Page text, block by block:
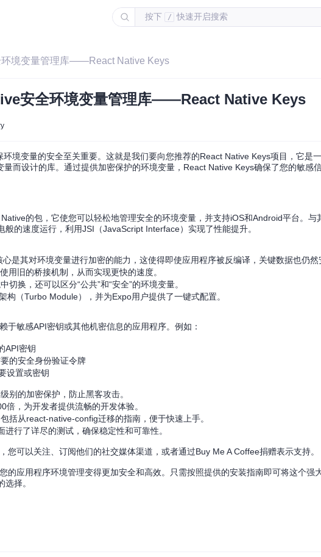
按下 / 快速开启搜索
环境变量管理库——React Native Keys
安全环境变量管理库——React Native Keys
境变量的安全至关重要。这就是我们要向您推荐的React Native Keys项目，它是
量而设计的库。通过提供加密保护的环境变量，React Native Keys确保了您的敏感
的包，它使您可以轻松地管理安全的环境变量，并支持iOS和Android平台。与
的速度运行，利用JSI（JavaScript Interface）实现了性能提升。
是其对环境变量进行加密的能力，这使得即使应用程序被反编译，关键数据也仍然
用旧的桥接机制，从而实现更快的速度。
切换，还可以区分“公共”和“安全”的环境变量。
构（Turbo Module），并为Expo用户提供了一键式配置。
于敏感API密钥或其他机密信息的应用程序。例如：
API密钥
的安全身份验证令牌
设置或密钥
别的加密保护，防止黑客攻击。
倍，为开发者提供流畅的开发体验。
括从react-native-config迁移的指南，便于快速上手。
进行了详尽的测试，确保稳定性和可靠性。
您可以关注、订阅他们的社交媒体渠道，或者通过Buy Me A Coffee捐赠表示支持。
的应用程序环境管理变得更加安全和高效。只需按照提供的安装指南即可将这个强
择。